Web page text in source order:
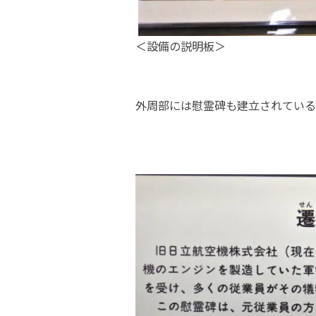
＜設備の説明板＞
外周部には慰霊碑も建立されてい